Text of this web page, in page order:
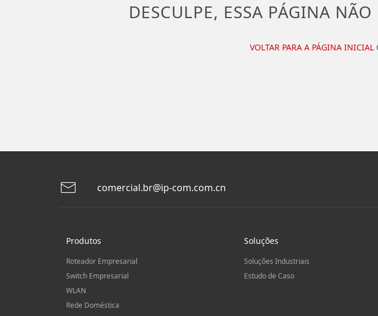
DESCULPE, ESSA PÁGINA
VOLTAR PARA A PÁGINA INICIAL
comercial.br@ip-com.com.cn
Produtos
Roteador Empresarial
Switch Empresarial
WLAN
Rede Doméstica
Soluções
Soluções Industriais
Estudo de Caso